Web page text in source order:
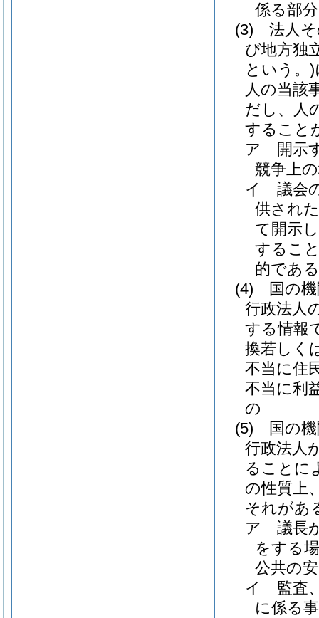
係る部分
(3)
法人
び地方独
という。)
人の当該
だし、人
すること
ア
開示
競争上
イ
議会
供され
て開示
するこ
的であ
(4)
国の
行政法人
する情報
換若しく
不当に住
不当に利
の
(5)
国の
行政法人
ることに
の性質上
それがあ
ア
議長
をする
公共の
イ
監査
に係る